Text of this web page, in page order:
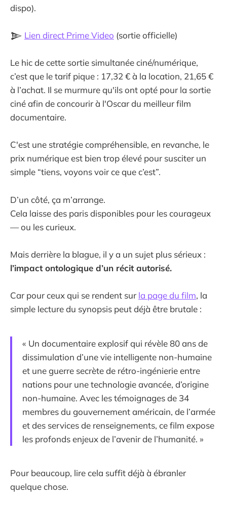
dispo).
𒆖 Lien direct Prime Video (sortie officielle)
Le hic de cette sortie simultanée ciné/numérique,
c’est que le tarif pique : 17,32 € à la location, 21,65 €
à l’achat. Il se murmure qu'ils ont opté pour la sortie
ciné afin de concourir à l'Oscar du meilleur film
documentaire.
C'est une stratégie compréhensible, en revanche, le
prix numérique est bien trop élevé pour susciter un
simple “tiens, voyons voir ce que c’est”.
D’un côté, ça m’arrange.
Cela laisse des paris disponibles pour les courageux
— ou les curieux.
Mais derrière la blague, il y a un sujet plus sérieux :
l’impact ontologique d’un récit autorisé.
Car pour ceux qui se rendent sur la page du film, la
simple lecture du synopsis peut déjà être brutale :
« Un documentaire explosif qui révèle 80 ans de
dissimulation d’une vie intelligente non-humaine
et une guerre secrète de rétro-ingénierie entre
nations pour une technologie avancée, d’origine
non-humaine. Avec les témoignages de 34
membres du gouvernement américain, de l’armée
et des services de renseignements, ce film expose
les profonds enjeux de l’avenir de l’humanité. »
Pour beaucoup, lire cela suffit déjà à ébranler
quelque chose.